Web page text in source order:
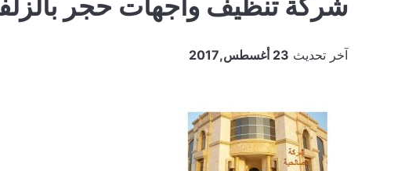
آخر تحديث 23 أغسطس,2017